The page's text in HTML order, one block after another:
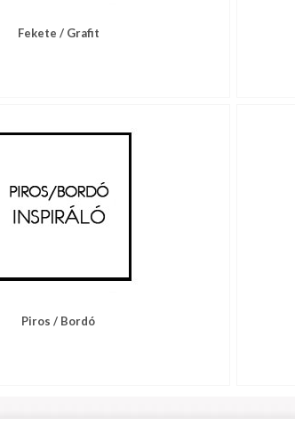
Fekete / Grafit
Piros / Bordó